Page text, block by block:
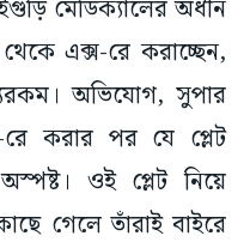
মেডিক্যালের অধীন
এক্স-রে করাচ্ছেন,
অভিযোগ, সুপার
রে করার পর যে প্লেট
ওই প্লেট নিয়ে
গেলে তাঁরাই বাইরে